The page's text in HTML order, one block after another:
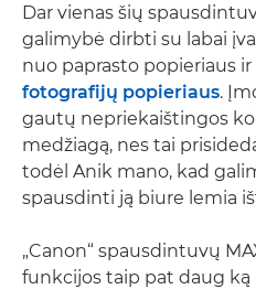
Dar vienas šių
galimybė dirbti su labai
nuo paprasto popieriaus
fotografijų popieriaus.
gautų nepriekaištingos
medžiagą, nes tai
todėl Anik mano, kad
spausdinti ją biure lemia
„Canon“ spausdintuvų
funkcijos taip pat daug ką